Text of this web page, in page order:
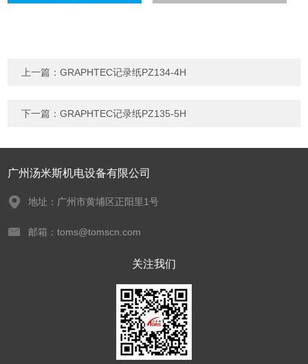
上一篇：GRAPHTEC记录纸PZ134-4H
下一篇：GRAPHTEC记录纸PZ135-5H
广州汤米斯机电设备有限公司
地址：广州市黄埔区正阳里1号
邮箱：toms@tomscn.com
关注我们